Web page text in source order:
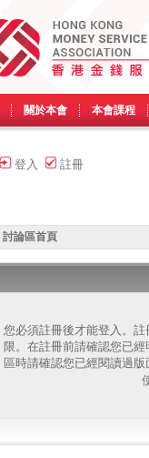
關於本會 本會課程
登入 註冊
討論區首頁
您必須註冊後才能登入。
限。在註冊前請確認您已
區時請確認您已經閱讀過版